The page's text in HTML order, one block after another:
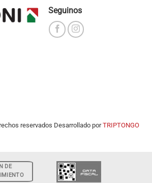
Seguinos
reservados Desarrollado porTRIPTONGO
DE